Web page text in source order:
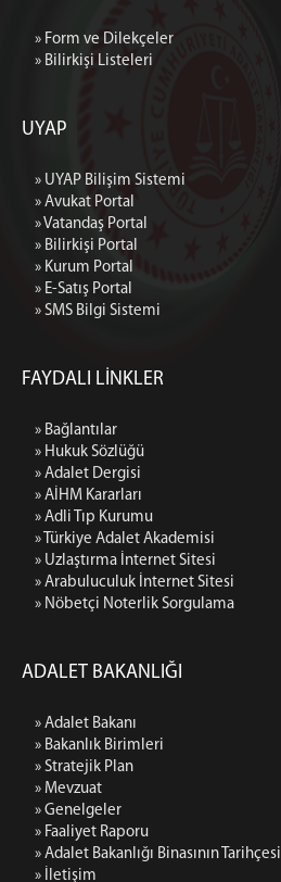
» Form ve Dilekçeler
» Bilirkişi Listeleri
UYAP
» UYAP Bilişim Sistemi
» Avukat Portal
» Vatandaş Portal
» Bilirkişi Portal
» Kurum Portal
» E-Satış Portal
» SMS Bilgi Sistemi
FAYDALI LİNKLER
» Bağlantılar
» Hukuk Sözlüğü
» Adalet Dergisi
» AİHM Kararları
» Adli Tıp Kurumu
» Türkiye Adalet Akademisi
» Uzlaştırma İnternet Sitesi
» Arabuluculuk İnternet Sitesi
» Nöbetçi Noterlik Sorgulama
ADALET BAKANLIĞI
» Adalet Bakanı
» Bakanlık Birimleri
» Stratejik Plan
» Mevzuat
» Genelgeler
» Faaliyet Raporu
» Adalet Bakanlığı Binasının Tarihçesi
» İletişim